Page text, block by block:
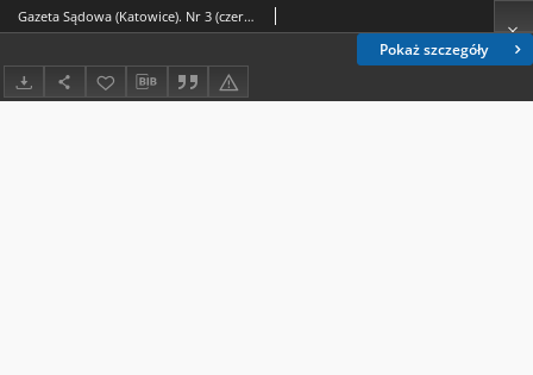
Pokaż szczegóły
Gazeta Sądowa (Katowice). Nr 3 (czerwiec 2016)